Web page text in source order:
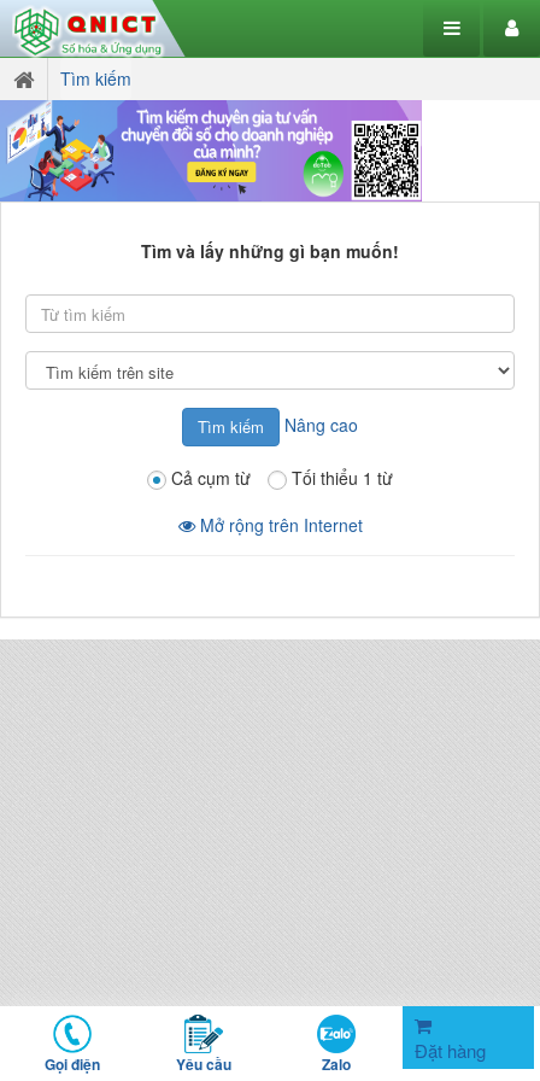
Tìm kiếm
Tìm và lấy những gì bạn muốn!
tìm
kiếm
kiếm
tại
Nâng cao
Cả cụm từ
Tối thiểu 1 từ
Mở rộng trên Internet
Gọi điện Yêu cầu Zalo
Đặt hàng